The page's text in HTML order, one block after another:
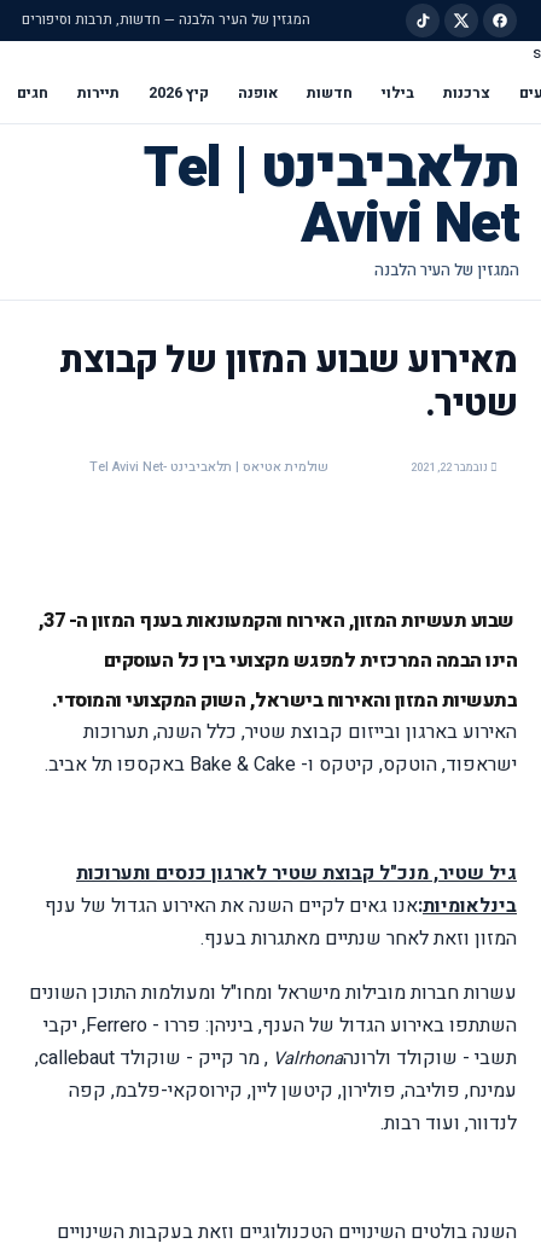
המגזין של העיר הלבנה — חדשות, תרבות וסיפורים
s
צרכנות בילוי חדשות אופנה קיץ 2026 תיירות חגים
תלאביבינט | Tel
Avivi Net
מאירוע שבוע המזון של קבוצת
שטיר.
נובמבר 22, 2021 שולמית אטיאס | תלאביבינט -Tel Avivi Net
שבוע תעשיות המזון, האירוח והקמעונאות בענף המזון ה- 37,
הינו הבמה המרכזית למפגש מקצועי בין כל העוסקים
בתעשיות המזון והאירוח בישראל, השוק המקצועי והמוסדי.
האירוע בארגון ובייזום קבוצת שטיר, כלל השנה, תערוכות
ישראפוד, הוטקס, קיטקס ו- Bake & Cake באקספו תל אביב.
גיל שטיר, מנכ"ל קבוצת שטיר לארגון כנסים ותערוכות
בינלאומיות:אנו גאים לקיים השנה את האירוע הגדול של ענף
המזון וזאת לאחר שנתיים מאתגרות בענף.
עשרות חברות מובילות מישראל ומחו"ל ומעולמות התוכן השונים
השתתפו באירוע הגדול של הענף, ביניהן: פררו - Ferrero, יקבי
תשבי - שוקולד ולרונהValrhona , מר קייק - שוקולד callebaut
,
עמינח, פוליבה, פולירון, קיטשן ליין, קירוסקאי-פלבמ, קפה
לנדוור, ועוד רבות.
השנה בולטים השינויים הטכנולוגיים וזאת בעקבות השינויים